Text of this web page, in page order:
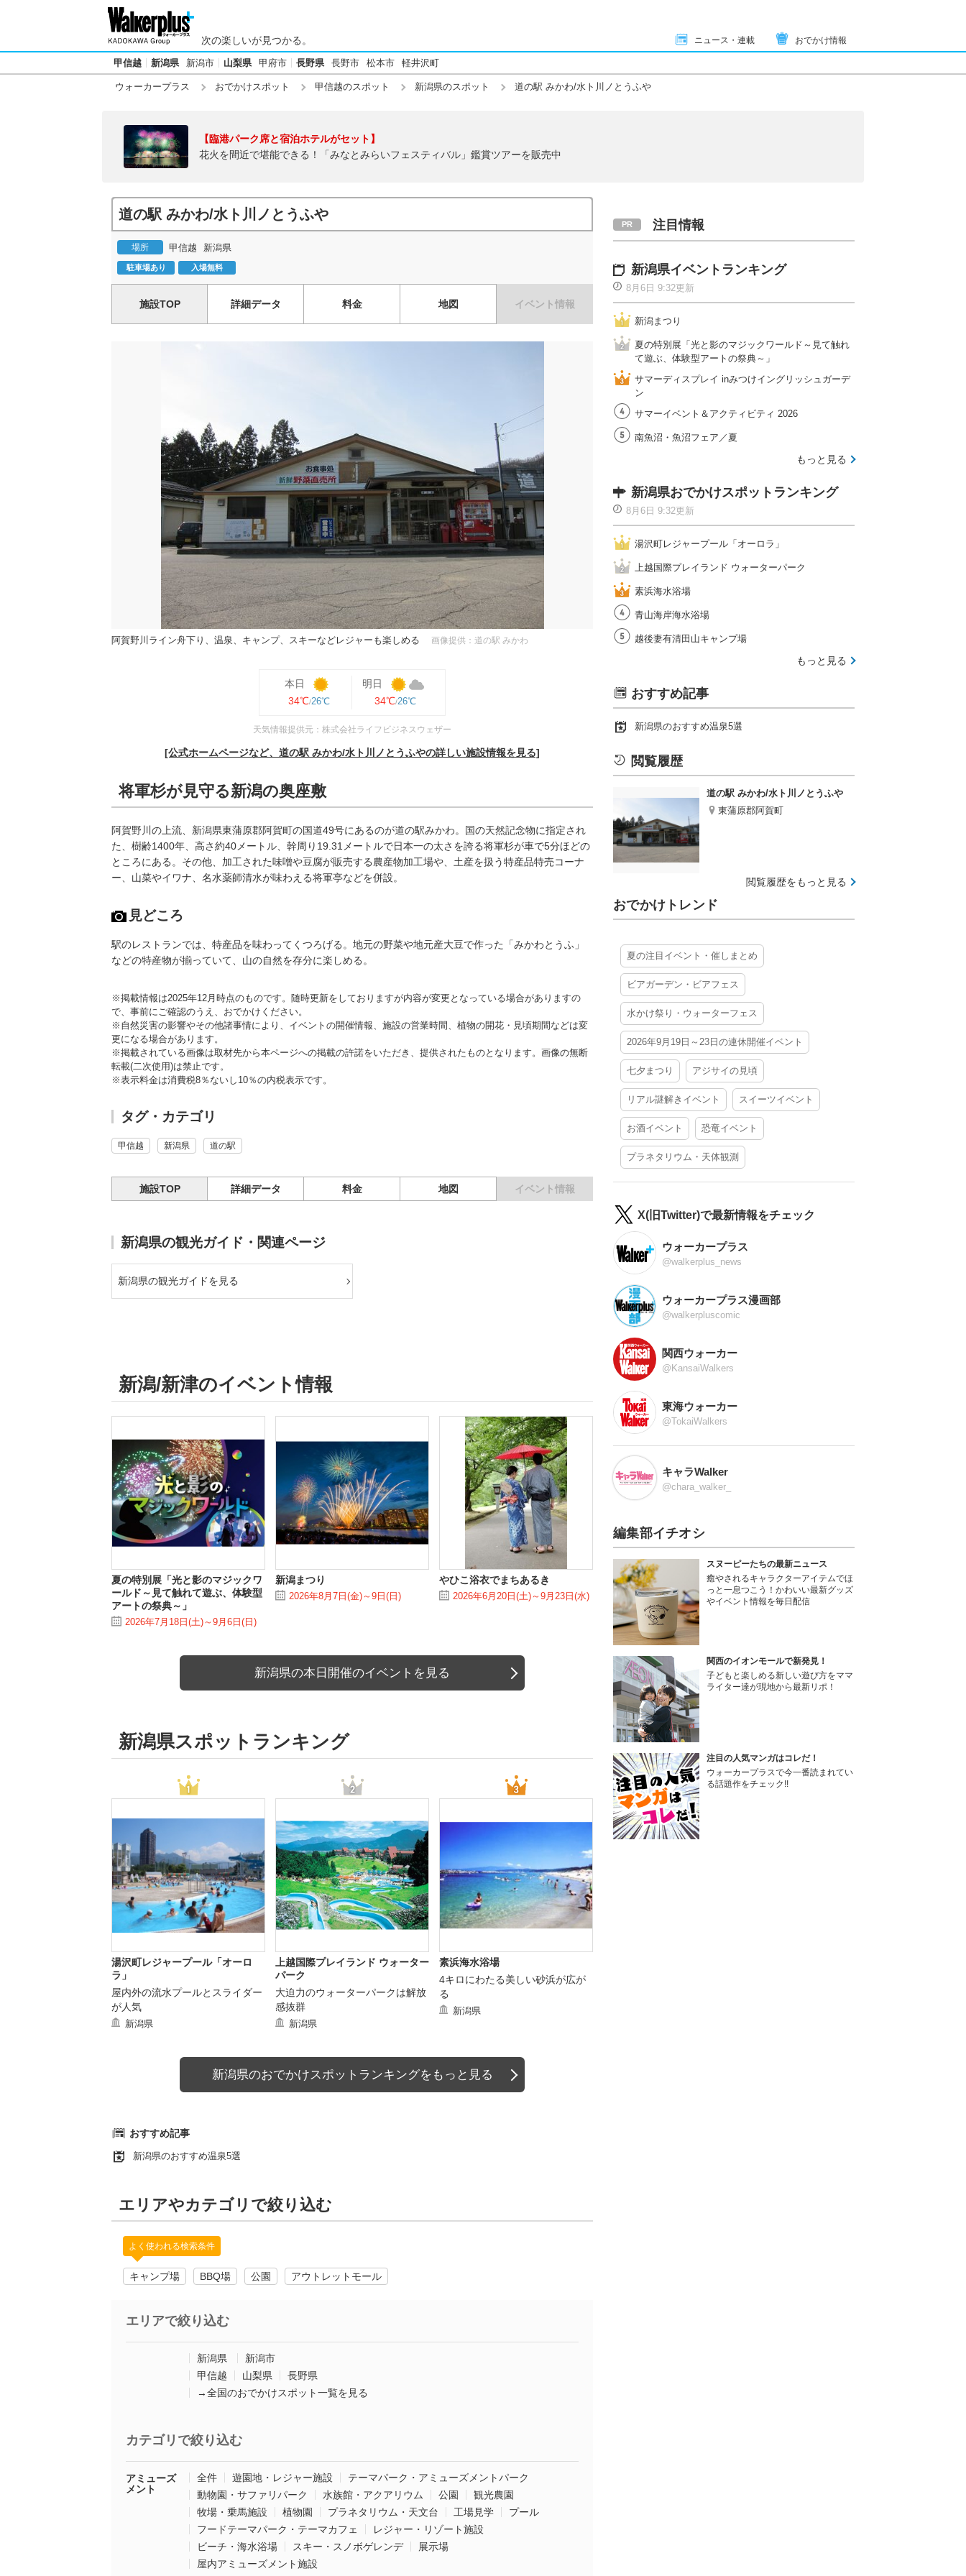
次の楽しいが見つかる。 ニュース・連載 おでかけ情報
甲信越 新潟県 新潟市 山梨県 甲府市 長野県 長野市 松本市 軽井沢町
ウォーカープラス おでかけスポット 甲信越のスポット 新潟県のスポット 道の駅 みかわ/水ト川ノとうふや
【臨港パーク席と宿泊ホテルがセット】
花火を間近で堪能できる！「みなとみらいフェスティバル」鑑賞ツアーを販売中
道の駅 みかわ/水ト川ノとうふや
場所 甲信越 新潟県
駐車場あり 入場無料
施設TOP 詳細データ 料金 地図 イベント情報
阿賀野川ライン舟下り、温泉、キャンプ、スキーなどレジャーも楽しめる 画像提供：道の駅 みかわ
本日
34℃ 26℃
明日
34℃ 26℃
天気情報提供元：株式会社ライフビジネスウェザー
[公式ホームページなど、道の駅 みかわ/水ト川ノとうふやの詳しい施設情報を見る]
将軍杉が見守る新潟の奥座敷
阿賀野川の上流、新潟県東蒲原郡阿賀町の国道49号にあるのが道の駅みかわ。国の天然記念物に指定され
た、樹齢1400年、高さ約40メートル、幹周り19.31メートルで日本一の太さを誇る将軍杉が車で5分ほどの
ところにある。その他、加工された味噌や豆腐が販売する農産物加工場や、土産を扱う特産品特売コーナ
ー、山菜やイワナ、名水薬師清水が味わえる将軍亭などを併設。
見どころ
駅のレストランでは、特産品を味わってくつろげる。地元の野菜や地元産大豆で作った「みかわとうふ」
などの特産物が揃っていて、山の自然を存分に楽しめる。
※掲載情報は2025年12月時点のものです。随時更新をしておりますが内容が変更となっている場合がありますの
で、事前にご確認のうえ、おでかけください。
※自然災害の影響やその他諸事情により、イベントの開催情報、施設の営業時間、植物の開花・見頃期間などは変
更になる場合があります。
※掲載されている画像は取材先から本ページへの掲載の許諾をいただき、提供されたものとなります。画像の無断
転載(二次使用)は禁止です。
※表示料金は消費税8％ないし10％の内税表示です。
タグ・カテゴリ
甲信越 新潟県 道の駅
施設TOP 詳細データ 料金 地図 イベント情報
新潟県の観光ガイド・関連ページ
新潟県の観光ガイドを見る
新潟/新津のイベント情報
夏の特別展「光と影のマジックワ
ールド～見て触れて遊ぶ、体験型
アートの祭典～」
2026年7月18日(土)～9月6日(日)
新潟まつり
2026年8月7日(金)～9日(日)
やひこ浴衣でまちあるき
2026年6月20日(土)～9月23日(水)
新潟県の本日開催のイベントを見る
新潟県スポットランキング
湯沢町レジャープール「オーロ
ラ」
屋内外の流水プールとスライダー
が人気
新潟県
上越国際プレイランド ウォーター
パーク
大迫力のウォーターパークは解放
感抜群
新潟県
素浜海水浴場
4キロにわたる美しい砂浜が広が
る
新潟県
新潟県のおでかけスポットランキングをもっと見る
おすすめ記事
新潟県のおすすめ温泉5選
エリアやカテゴリで絞り込む
よく使われる検索条件
キャンプ場 BBQ場 公園 アウトレットモール
エリアで絞り込む
新潟県
新潟市
甲信越
山梨県
長野県
→全国のおでかけスポット一覧を見る
カテゴリで絞り込む
アミューズ
メント
全件 遊園地・レジャー施設
テーマパーク・アミューズメントパーク
動物園・サファリパーク
水族館・アクアリウム 公園
観光農園
牧場・乗馬施設
植物園 プラネタリウム・天文台 工場見学
プール
フードテーマパーク・テーマカフェ
レジャー・リゾート施設
ビーチ・海水浴場
スキー・スノボゲレンデ
展示場
屋内アミューズメント施設
注目情報
新潟県イベントランキング
8月6日 9:32更新
新潟まつり
夏の特別展「光と影のマジックワールド～見て触れ
て遊ぶ、体験型アートの祭典～」
サマーディスプレイ inみつけイングリッシュガーデ
ン
サマーイベント＆アクティビティ 2026
南魚沼・魚沼フェア／夏
もっと見る
新潟県おでかけスポットランキング
8月6日 9:32更新
湯沢町レジャープール「オーロラ」
上越国際プレイランド ウォーターパーク
素浜海水浴場
青山海岸海水浴場
越後妻有清田山キャンプ場
もっと見る
おすすめ記事
新潟県のおすすめ温泉5選
閲覧履歴
道の駅 みかわ/水ト川ノとうふや
東蒲原郡阿賀町
閲覧履歴をもっと見る
おでかけトレンド
夏の注目イベント・催しまとめ
ビアガーデン・ビアフェス
水かけ祭り・ウォーターフェス
2026年9月19日～23日の連休開催イベント
七夕まつり アジサイの見頃
リアル謎解きイベント スイーツイベント
お酒イベント 恐竜イベント
プラネタリウム・天体観測
X(旧Twitter)で最新情報をチェック
ウォーカープラス
@walkerplus_news
ウォーカープラス漫画部
@walkerpluscomic
関西ウォーカー
@KansaiWalkers
東海ウォーカー
@TokaiWalkers
キャラWalker
@chara_walker_
編集部イチオシ
スヌーピーたちの最新ニュース
癒やされるキャラクターアイテムでほ
っと一息つこう！かわいい最新グッズ
やイベント情報を毎日配信
関西のイオンモールで新発見！
子どもと楽しめる新しい遊び方をママ
ライター達が現地から最新リポ！
注目の人気マンガはコレだ！
ウォーカープラスで今一番読まれてい
る話題作をチェック!!